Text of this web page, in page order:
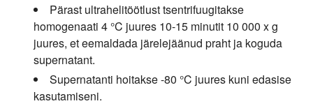
Pärast ultrahelitöötlust tsentrifuugitakse
homogenaati 4 °C juures 10-15 minutit 10 000 x g
juures, et eemaldada järelejäänud praht ja koguda
supernatant.
Supernatanti hoitakse -80 °C juures kuni edasise
kasutamiseni.